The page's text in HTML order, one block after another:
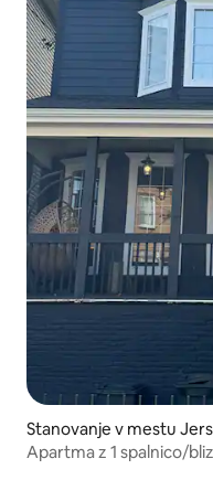
Stanovanje v mestu
Apartma z 1 spalnico/